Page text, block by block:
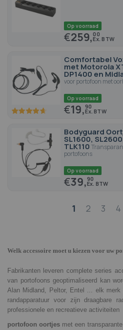
Op voorraad
€259,00
Comfortabel
met Motorola
DP1400 en
voor portofoon met
93.4100
Op voorraad
€19,90
Bodyguard
SL1600,
TLK110
portofoons
Op voorraad
€39,90
Pagina1 2 3 4
Welk accessoire moet u kiezen voor uw
Fabrikanten leveren complete series
van portofoons geoptimaliseerd kan
Alan Midland, Peltor, Entel ... elk
randapparatuur voor zijn draagbare
professionele en recreatieve activiteiten
portofoon oortjes met een